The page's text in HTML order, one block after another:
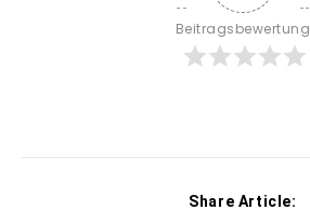
Beitragsbewertung
Share Article: